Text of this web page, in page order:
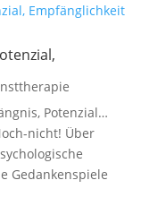
Potenzial…
nicht! Über
Gedankenspiele